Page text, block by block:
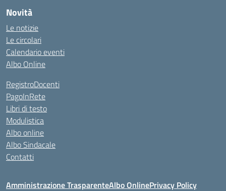
Novità
Le notizie
Le circolari
Calendario eventi
Albo Online
RegistroDocenti
PagoInRete
Libri di testo
Modulistica
Albo online
Albo Sindacale
Contatti
Amministrazione TrasparenteAlbo OnlinePrivacy Policy